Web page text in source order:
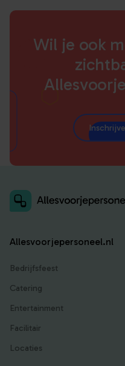
Wil je ook
Allesvoorjepersoneel.nl
Bedrijfsfeest
Catering
Entertainment
Facilitair
Locaties